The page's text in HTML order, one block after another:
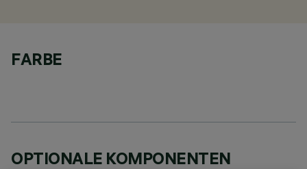
FARBE
OPTIONALE KOMPONENTEN